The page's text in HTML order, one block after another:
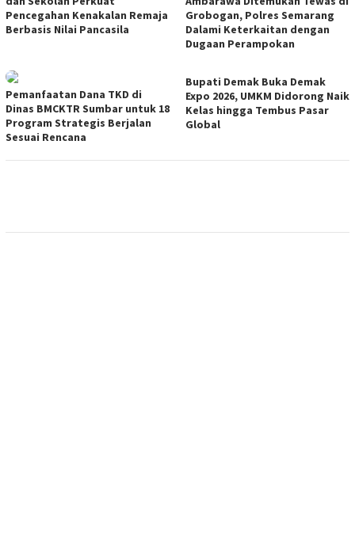
Pencegahan Kenakalan Remaja
Berbasis Nilai Pancasila
Grobogan, Polres Semarang
Dalami Keterkaitan dengan
Dugaan Perampokan
Pemanfaatan Dana TKD di
Dinas BMCKTR Sumbar untuk 18
Program Strategis Berjalan
Sesuai Rencana
Bupati Demak Buka Demak
Expo 2026, UMKM Didorong Naik
Kelas hingga Tembus Pasar
Global